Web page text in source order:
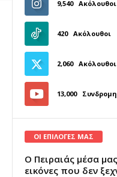
9,540 Ακόλουθοι
420 Ακόλουθοι
2,060 Ακόλουθοι
13,000
ΟΙ ΕΠΙΛΟΓΕΣ ΜΑΣ
Ο Πειραιάς μέσα
εικόνες που δεν